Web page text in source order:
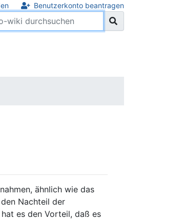
Benutzerkonto beantragen
ähnlich wie das
Nachteil der
es den Vorteil, daß es